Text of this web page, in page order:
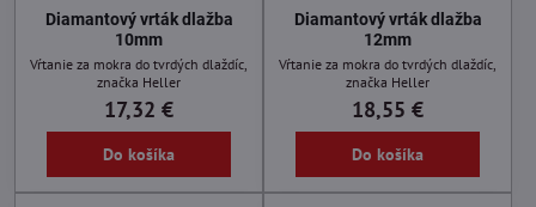
Diamantový vrták dlažba
10mm
Vŕtanie za mokra do tvrdých dlaždíc,
značka Heller
17,32 €
Do košíka
Diamantový vrták dlažba
12mm
Vŕtanie za mokra do tvrdých dlaždíc,
značka Heller
18,55 €
Do košíka